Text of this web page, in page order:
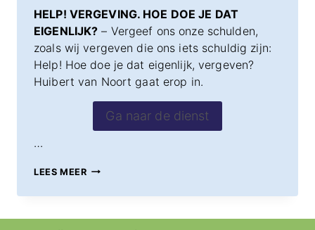
HELP! VERGEVING. HOE DOE JE DAT
EIGENLIJK? – Vergeef ons onze schulden,
zoals wij vergeven die ons iets schuldig zijn:
Help! Hoe doe je dat eigenlijk, vergeven?
Huibert van Noort gaat erop in.
Ga naar de dienst
…
LEES MEERZONDAG
NOVEMBER
UUR